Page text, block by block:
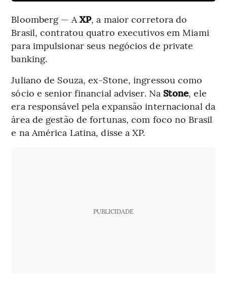
Bloomberg — AXP, a maior corretora do
Brasil, contratou quatro executivos em Miami
para impulsionar seus negócios de private
banking.
Juliano de Souza, ex-Stone, ingressou como
sócio e senior financial adviser. Na Stone, ele
era responsável pela expansão internacional da
área de gestão de fortunas, com foco no Brasil
e na América Latina, disse a XP.
PUBLICIDADE